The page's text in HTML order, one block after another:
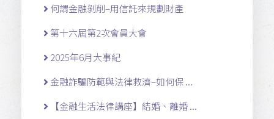
何謂金融剝削–用信託來規劃財產
第十六屆第2次會員大會
2025年6月大事紀
金融詐騙防範與法律救濟–如何保 ...
【金融生活法律講座】結婚、離婚 ...